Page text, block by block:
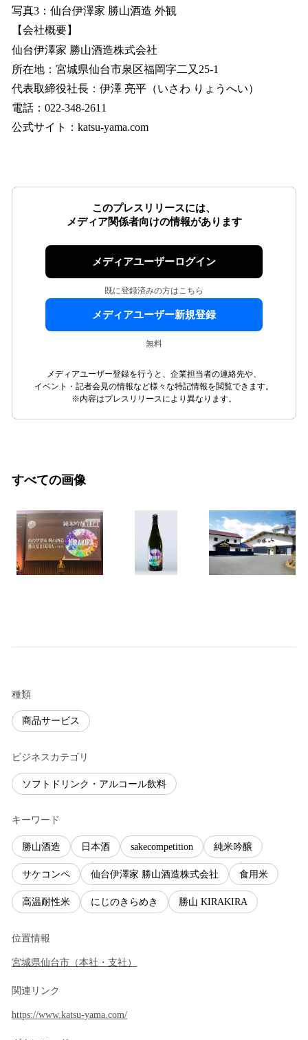
写真3：仙台伊澤家 勝山酒造 外観
【会社概要】
仙台伊澤家 勝山酒造株式会社
所在地：宮城県仙台市泉区福岡字二又25-1
代表取締役社長：伊澤 亮平（いさわ りょうへい）
電話：022-348-2611
公式サイト：katsu-yama.com
このプレスリリースには、
メディア関係者向けの情報があります
メディアユーザーログイン
既に登録済みの方はこちら
メディアユーザー新規登録
無料
メディアユーザー登録を行うと、企業担当者の連絡先や、
イベント・記者会見の情報など様々な特記情報を閲覧できます。
※内容はプレスリリースにより異なります。
すべての画像
種類
商品サービス
ビジネスカテゴリ
ソフトドリンク・アルコール飲料
キーワード
勝山酒造 日本酒 sakecompetition 純米吟醸
サケコンペ 仙台伊澤家 勝山酒造株式会社 食用米
高温耐性米 にじのきらめき 勝山 KIRAKIRA
位置情報
宮城県仙台市 （本社・支社 ）
関連リンク
https://www.katsu-yama.com/